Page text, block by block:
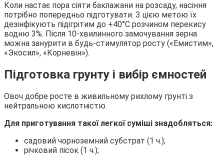
Коли настає пора сіяти баклажани на розсаду, насіння
потрібно попередньо підготувати. З цією метою їх
дезінфікують підігрітим до +40°С розчином перекису
водню 3%. Після 10-хвилинного замочування зерна
можна занурити в будь-стимулятор росту («Емистим»,
«Экосил», «Корневін»).
Підготовка грунту і вибір ємностей
Овоч добре росте в живильному рихлому грунті з
нейтральною кислотністю.
Для приготування такої легкої суміші знадобляться:
садовий чорноземний субстрат (1 ч.);
річковий пісок (1 ч.);